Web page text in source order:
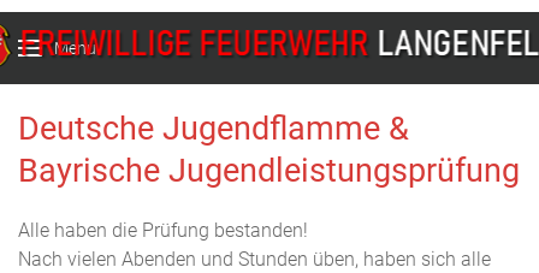
Menu
Deutsche Jugendflamme &
Bayrische Jugendleistungsprüfung
Alle haben die Prüfung bestanden!
Nach vielen Abenden und Stunden üben, haben sich alle